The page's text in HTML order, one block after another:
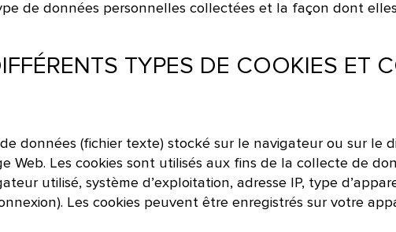
de données personnelles collectées et la façon dont
TYPES DE COOKIES ET
données (fichier texte) stocké sur le navigateur ou sur
Web. Les cookies sont utilisés aux fins de la collecte de
utilisé, système d’exploitation, adresse IP, type
Les cookies peuvent être enregistrés sur votre